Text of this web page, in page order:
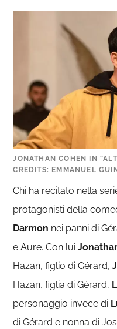
JONATHAN COHEN IN
CREDITS: EMMANUEL
Chi ha recitato nella
protagonisti della
Darmon nei panni di
e Aure. Con lui
Hazan, figlio di Gérard,
Hazan, figlia di Gérard,
personaggio invece di
di Gérard e nonna di